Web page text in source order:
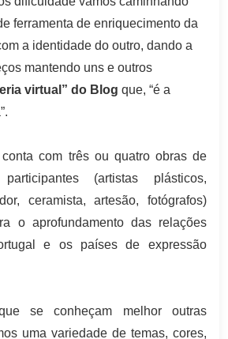
ferramenta de enriquecimento da
a identidade do outro, dando a
mantendo uns e outros
virtual” do Blog que, “é a
com três ou quatro obras de
(artistas plásticos,
ceramista, artesão, fotógrafos)
o aprofundamento das relações
e os países de expressão
se conheçam melhor outras
uma variedade de temas, cores,